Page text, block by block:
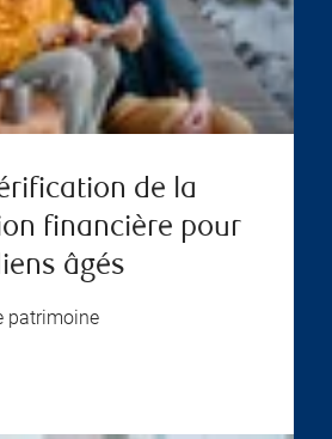
de la
financière pour
âgés
patrimoine